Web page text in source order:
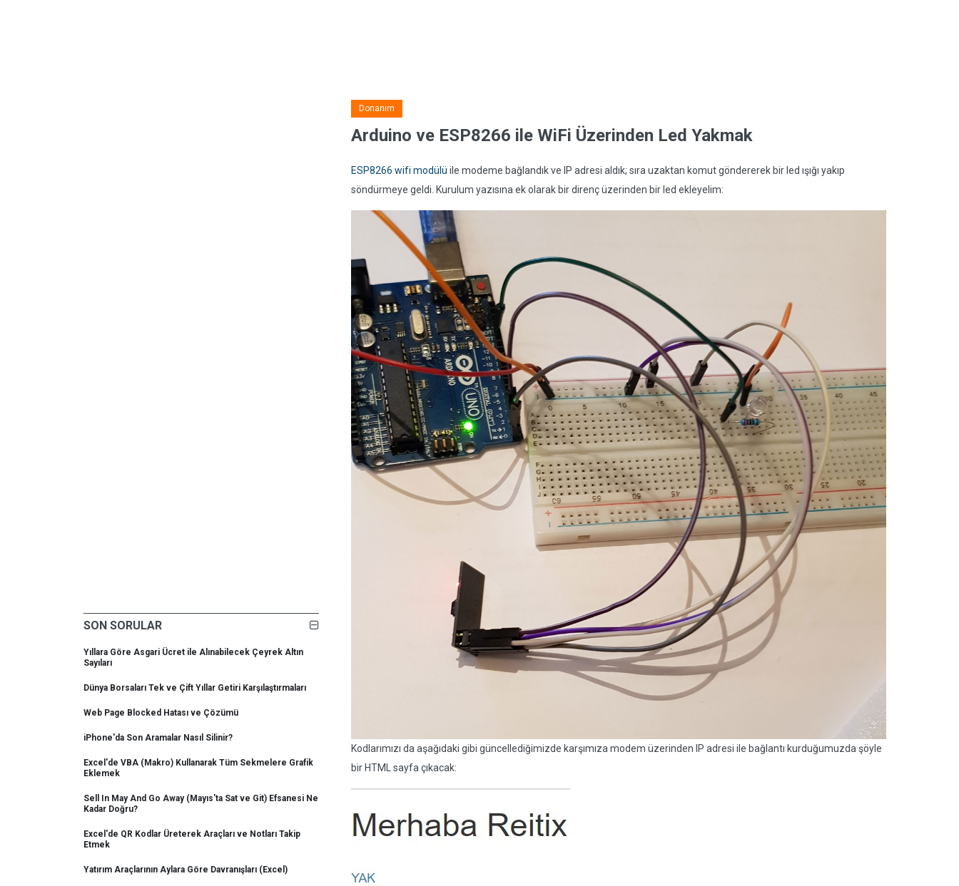
SON SORULAR
Yıllara Göre Asgari Ücret ile Alınabilecek Çeyrek Altın
Sayıları
Dünya Borsaları Tek ve Çift Yıllar Getiri Karşılaştırmaları
Web Page Blocked Hatası ve Çözümü
iPhone'da Son Aramalar Nasıl Silinir?
Excel'de VBA (Makro) Kullanarak Tüm Sekmelere Grafik
Eklemek
Sell In May And Go Away (Mayıs'ta Sat ve Git) Efsanesi Ne
Kadar Doğru?
Excel'de QR Kodlar Üreterek Araçları ve Notları Takip
Etmek
Yatırım Araçlarının Aylara Göre Davranışları (Excel)
Donanım
Arduino ve ESP8266 ile WiFi Üzerinden Led Yakmak
ESP8266 wifi modülü ile modeme bağlandık ve IP adresi aldık; sıra uzaktan komut göndererek bir led ışığı yakıp
söndürmeye geldi. Kurulum yazısına ek olarak bir direnç üzerinden bir led ekleyelim:
Kodlarımızı da aşağıdaki gibi güncellediğimizde karşımıza modem üzerinden IP adresi ile bağlantı kurduğumuzda şöyle
bir HTML sayfa çıkacak: